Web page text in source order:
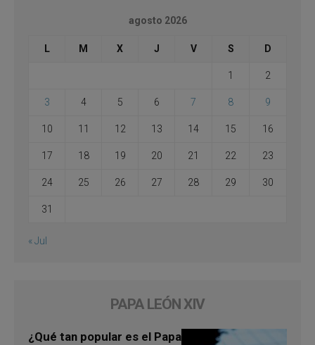
agosto 2026
L M X J V S D
1 2
3 4 5 6 7 8 9
10 11 12 13 14 15 16
17 18 19 20 21 22 23
24 25 26 27 28 29 30
31
« Jul
PAPA LEÓN XIV
¿Qué tan popular es el Papa